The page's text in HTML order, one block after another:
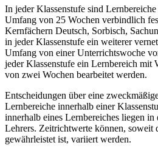
In jeder Klassenstufe sind
Umfang von 25 Wochen verbindlich
Kernfächern Deutsch, Sorbisch,
in jeder Klassenstufe ein weiterer
Umfang von einer Unterrichtswoche
jeder Klassenstufe ein Lernbereich mit
von zwei Wochen bearbeitet werden.
Entscheidungen über eine
Lernbereiche innerhalb einer
innerhalb eines Lernbereiches liegen
Lehrers. Zeitrichtwerte können, soweit
gewährleistet ist, variiert werden.